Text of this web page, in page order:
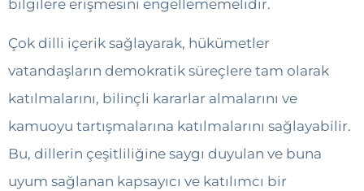
bilgilere erişmesini engellememelidir.
Çok dilli içerik sağlayarak, hükümetler
vatandaşların demokratik süreçlere tam olarak
katılmalarını, bilinçli kararlar almalarını ve
kamuoyu tartışmalarına katılmalarını sağlayabilir.
Bu, dillerin çeşitliliğine saygı duyulan ve buna
uyum sağlanan kapsayıcı ve katılımcı bir